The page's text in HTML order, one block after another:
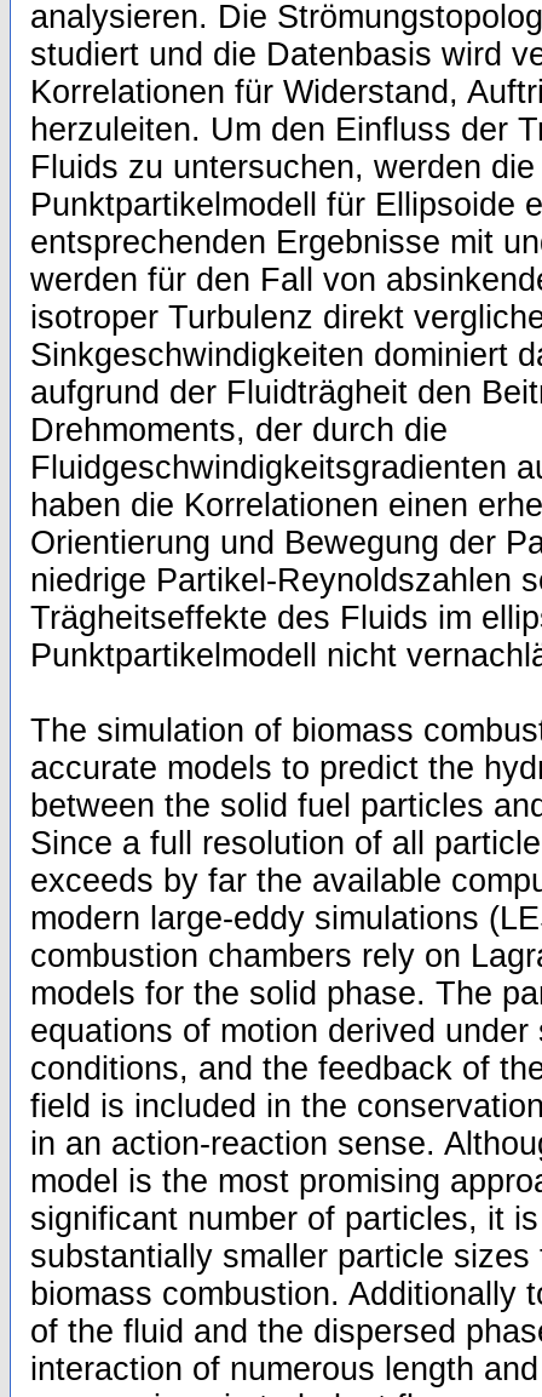
analysieren. Die
studiert und die Datenbasis wird
Korrelationen für Widerstand,
herzuleiten. Um den Einfluss der
Fluids zu untersuchen, werden
Punktpartikelmodell für Ellipsoide
entsprechenden Ergebnisse mit
werden für den Fall von
isotroper Turbulenz direkt
Sinkgeschwindigkeiten dominiert
aufgrund der Fluidträgheit den
Drehmoments, der durch die
Fluidgeschwindigkeitsgradienten
haben die Korrelationen einen
Orientierung und Bewegung der
niedrige Partikel-Reynoldszahlen
Trägheitseffekte des Fluids im
Punktpartikelmodell nicht
The simulation of biomass
accurate models to predict the
between the solid fuel particles
Since a full resolution of all
exceeds by far the available
modern large-eddy simulations
combustion chambers rely on
models for the solid phase. The
equations of motion derived under
conditions, and the feedback of
field is included in the
in an action-reaction sense.
model is the most promising
significant number of particles, it
substantially smaller particle sizes
biomass combustion. Additionally
of the fluid and the dispersed
interaction of numerous length